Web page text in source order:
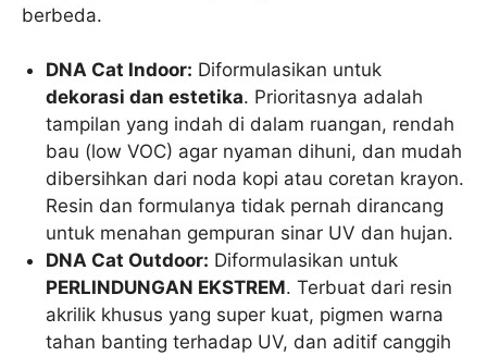
berbeda.
DNA Cat Indoor: Diformulasikan untuk
dekorasi dan estetika. Prioritasnya adalah
tampilan yang indah di dalam ruangan, rendah
bau (low VOC) agar nyaman dihuni, dan mudah
dibersihkan dari noda kopi atau coretan krayon.
Resin dan formulanya tidak pernah dirancang
untuk menahan gempuran sinar UV dan hujan.
DNA Cat Outdoor: Diformulasikan untuk
PERLINDUNGAN EKSTREM. Terbuat dari resin
akrilik khusus yang super kuat, pigmen warna
tahan banting terhadap UV, dan aditif canggih